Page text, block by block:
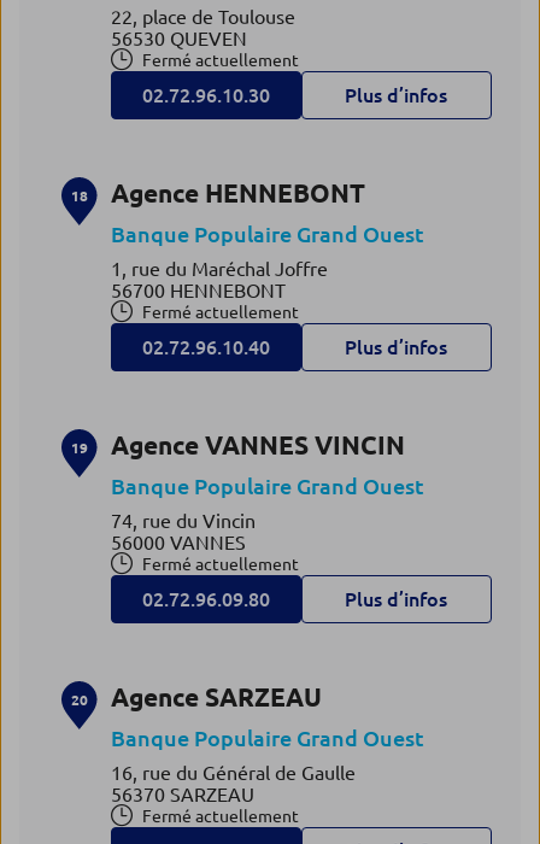
22, place de Toulouse
56530 QUEVEN
Fermé actuellement
02.72.96.10.30 Plus d’infos
18 Agence HENNEBONT
Banque Populaire Grand Ouest
1, rue du Maréchal Joffre
56700 HENNEBONT
Fermé actuellement
02.72.96.10.40 Plus d’infos
19 Agence VANNES VINCIN
Banque Populaire Grand Ouest
74, rue du Vincin
56000 VANNES
Fermé actuellement
02.72.96.09.80 Plus d’infos
20 Agence SARZEAU
Banque Populaire Grand Ouest
16, rue du Général de Gaulle
56370 SARZEAU
Fermé actuellement